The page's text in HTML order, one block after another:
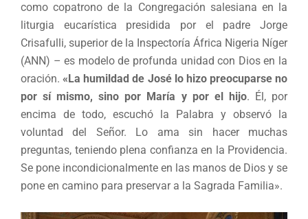
como copatrono de la Congregación salesiana en la
liturgia eucarística presidida por el padre Jorge
Crisafulli, superior de la Inspectoría África Nigeria Níger
(ANN) – es modelo de profunda unidad con Dios en la
oración.«La humildad de José lo hizo preocuparse no
por sí mismo, sino por María y por el hijo. Él, por
encima de todo, escuchó la Palabra y observó la
voluntad del Señor. Lo ama sin hacer muchas
preguntas, teniendo plena confianza en la Providencia.
Se pone incondicionalmente en las manos de Dios y se
pone en camino para preservar a la Sagrada Familia».